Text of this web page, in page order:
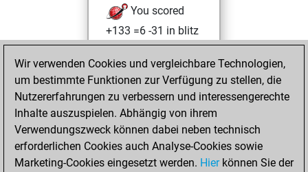
You scored
+133 =6 -31 in blitz
Freitag, Juli 12,
2024
You won
against Fritz
Fritz
You achieved a
BeautyScore of 60
Wir verwenden Cookies und vergleichbare Technologien,
um bestimmte Funktionen zur Verfügung zu stellen, die
Nutzererfahrungen zu verbessern und interessengerechte
Inhalte auszuspielen. Abhängig von ihrem
Verwendungszweck können dabei neben technisch
erforderlichen Cookies auch Analyse-Cookies sowie
Marketing-Cookies eingesetzt werden. Hierkönnen Sie der